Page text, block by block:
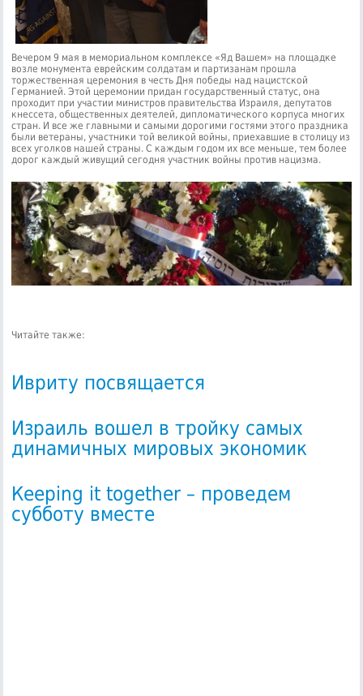
Вечером 9 мая в мемориальном комплексе «Яд Вашем» на площадке
возле монумента еврейским солдатам и партизанам прошла
торжественная церемония в честь Дня победы над нацистской
Германией. Этой церемонии придан государственный статус, она
проходит при участии министров правительства Израиля, депутатов
кнессета, общественных деятелей, дипломатического корпуса многих
стран. И все же главными и самыми дорогими гостями этого праздника
были ветераны, участники той великой войны, приехавшие в столицу из
всех уголков нашей страны. С каждым годом их все меньше, тем более
дорог каждый живущий сегодня участник войны против нацизма.
Читайте также:
Ивриту посвящается
Израиль вошел в тройку самых
динамичных мировых экономик
Кeeping it together – проведем
субботу вместе